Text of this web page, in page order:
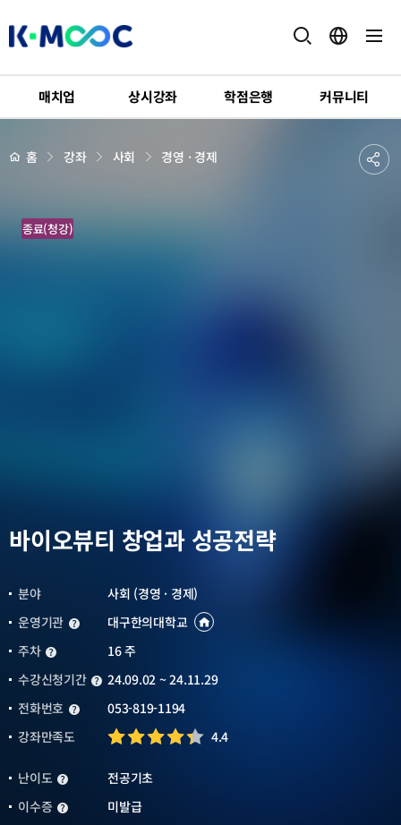
K-
매치업 상시강좌 학점은행 커뮤니티
강
세하
위 홈 강좌 사회 경영 · 경제
공
바
이
종료(청강)
바이오뷰티 창업과 성공전략
분야
사회 (경영 · 경제)
운영기관 운영기관대구한의대학교
운영기관
바로가기
주차 주차
16 주
수강신청기간 수강신청기간
24.09.02 ~ 24.11.29
전화번호 전화번호053-819-1194
강좌만족도
4.4
난이도 난이도
전공기초
이수증 이수증
미발급